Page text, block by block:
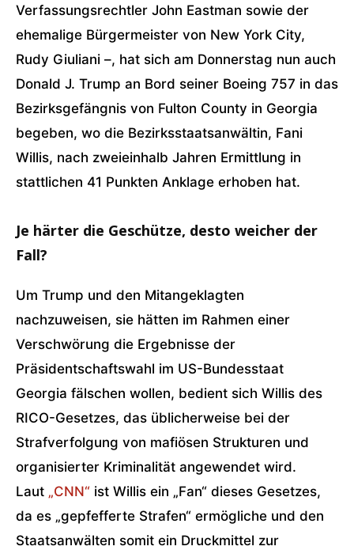
Verfassungsrechtler John Eastman sowie der
ehemalige Bürgermeister von New York City,
Rudy Giuliani –, hat sich am Donnerstag nun auch
Donald J. Trump an Bord seiner Boeing 757 in das
Bezirksgefängnis von Fulton County in Georgia
begeben, wo die Bezirksstaatsanwältin, Fani
Willis, nach zweieinhalb Jahren Ermittlung in
stattlichen 41 Punkten Anklage erhoben hat.
Je härter die Geschütze, desto weicher der
Fall?
Um Trump und den Mitangeklagten
nachzuweisen, sie hätten im Rahmen einer
Verschwörung die Ergebnisse der
Präsidentschaftswahl im US-Bundesstaat
Georgia fälschen wollen, bedient sich Willis des
RICO-Gesetzes, das üblicherweise bei der
Strafverfolgung von mafiösen Strukturen und
organisierter Kriminalität angewendet wird.
Laut „CNN“ ist Willis ein „Fan“ dieses Gesetzes,
da es „gepfefferte Strafen“ ermögliche und den
Staatsanwälten somit ein Druckmittel zur